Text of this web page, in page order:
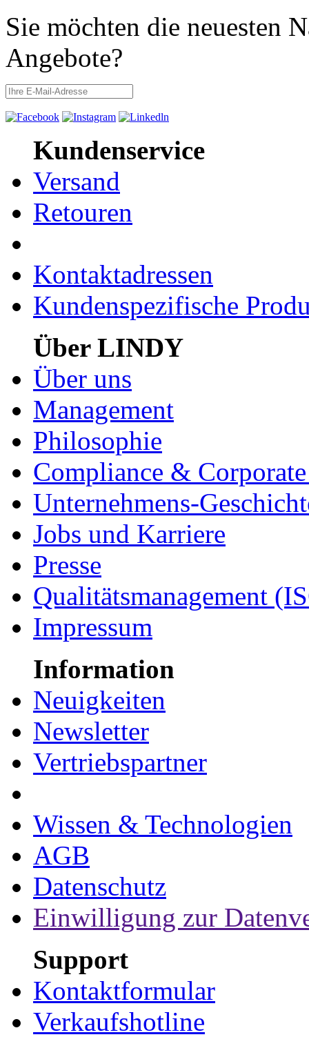
Sie möchten die neuesten
Angebote?
Kundenservice
Versand
Retouren
Kontaktadressen
Kundenspezifische
Über LINDY
Über uns
Management
Philosophie
Compliance &
Unternehmens-
Jobs und Karriere
Presse
Qualitätsmanagement
Impressum
Information
Neuigkeiten
Newsletter
Vertriebspartner
Wissen & Technologien
AGB
Datenschutz
Einwilligung zur
Support
Kontaktformular
Verkaufshotline